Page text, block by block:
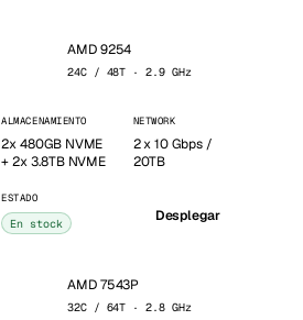
AMD 9254
24C / 48T · 2.9 GHz
ALMACENAMIENTO
2x 480GB NVME
+ 2x 3.8TB NVME
NETWORK
2 x 10 Gbps /
20TB
ESTADO
En stock Desplegar
AMD 7543P
32C / 64T · 2.8 GHz